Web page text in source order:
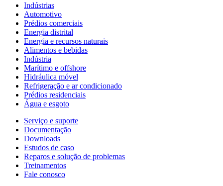
Indústrias
Automotivo
Prédios comerciais
Energia distrital
Energia e recursos naturais
Alimentos e bebidas
Indústria
Marítimo e offshore
Hidráulica móvel
Refrigeração e ar condicionado
Prédios residenciais
Água e esgoto
Serviço e suporte
Documentação
Downloads
Estudos de caso
Reparos e solução de problemas
Treinamentos
Fale conosco